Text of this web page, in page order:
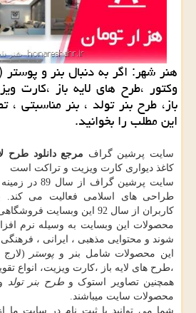
هنر شهر: اگر به دنبال بنر و پوستر
وكتور ،طرح های لایه باز ،كارت
باز، طرح بنر تولد ، بنر مناسبتی
این مطلب را بخوانید.
سایت پرشین گراف مرجع دانلود طرح
کاغذ دیواری کارت ویزیت و تراکت است
سایت پرشین
طراحی های اسلامی فعالیت می کند.
کاربران از سال 92 این وبسایت فروشگاهی تاسیس شد.
محصولات این وبسایت به وسیله نرم
شوند و محتوایی مذهبی ، ایرانی ، فرهنگی
این محصولات شامل بنر و پوستر
،طرح های لایه باز ،کارت ویزیت، انواع
همچنین تصاویر استوک وطرح بنر تولد
محصولات سایت میباشند.
شما می توانید با ثبت نام در سایت ما